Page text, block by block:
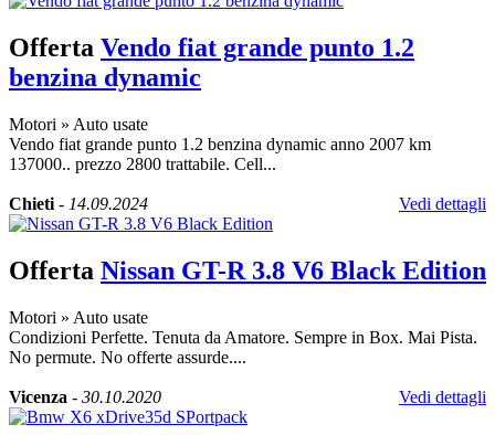
Offerta Vendo fiat grande punto 1.2
benzina dynamic
Motori » Auto usate
Vendo fiat grande punto 1.2 benzina dynamic anno 2007 km
137000.. prezzo 2800 trattabile. Cell...
Chieti - 14.09.2024 Vedi dettagli
Offerta Nissan GT-R 3.8 V6 Black Edition
Motori » Auto usate
Condizioni Perfette. Tenuta da Amatore. Sempre in Box. Mai Pista.
No permute. No offerte assurde....
Vicenza - 30.10.2020 Vedi dettagli